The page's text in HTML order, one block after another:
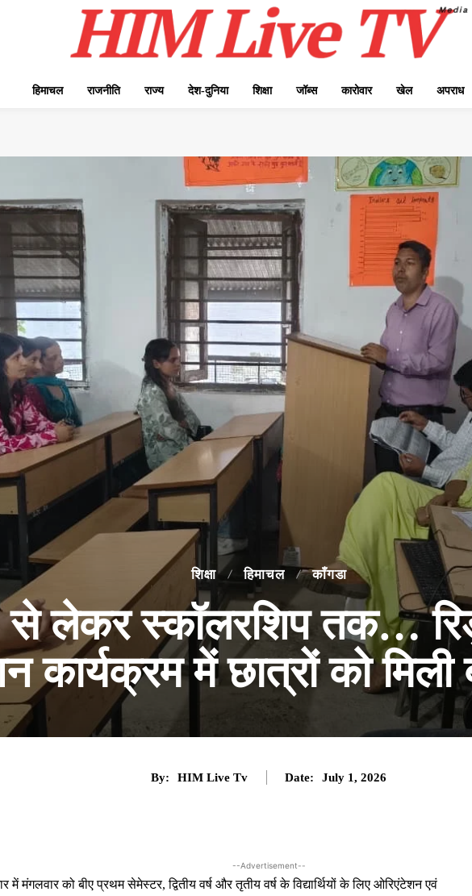
हिमाचल राजनीति राज्य देश-दुनिया शिक्षा जॉब्स कारोवार खेल अपराध
शिक्षा हिमाचल काँगडा
से लेकर स्कॉलरशिप तक…
कार्यक्रम में छात्रों को मिली
By: HIM Live Tv Date: July 1, 2026
--Advertisement--
में मंगलवार को बीए प्रथम सेमेस्टर, द्वितीय वर्ष और तृतीय वर्ष के विद्यार्थियों के लिए ओरिएंटेशन एवं